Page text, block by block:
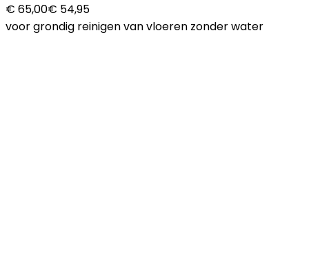
€ 65,00€ 54,95
voor grondig reinigen van vloeren zonder water